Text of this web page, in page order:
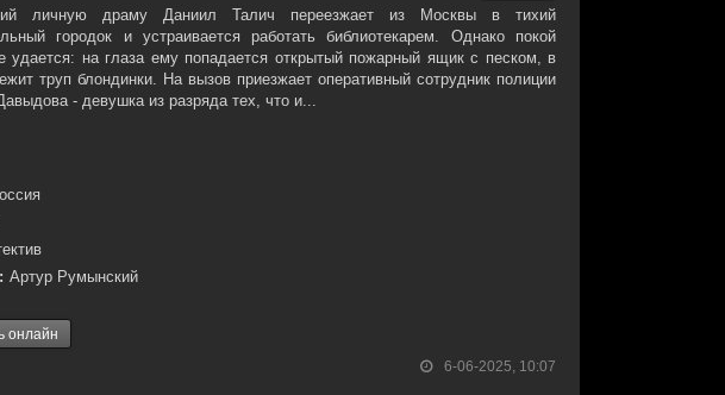
6-06-2025, 10:07
личную драму Даниил Талич переезжает из Москвы в тихий
городок и устраивается работать библиотекарем. Однако покой
удается: на глаза ему попадается открытый пожарный ящик с песком, в
труп блондинки. На вызов приезжает оперативный сотрудник полиции
- девушка из разряда тех, что и...
Артур Румынский
онлайн